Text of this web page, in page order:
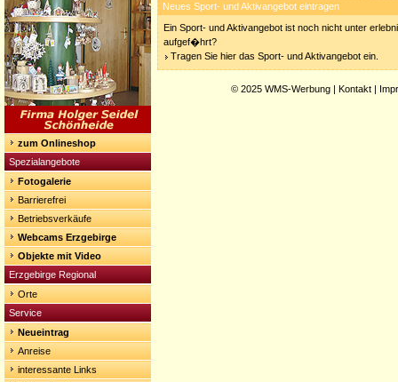
zum Onlineshop
Spezialangebote
Fotogalerie
Barrierefrei
Betriebsverkäufe
Webcams Erzgebirge
Objekte mit Video
Erzgebirge Regional
Orte
Service
Neueintrag
Anreise
interessante Links
Neues Sport- und Aktivangebot eintragen
Ein Sport- und Aktivangebot ist noch nicht unter
aufgef�hrt?
Tragen Sie hier das Sport- und Aktivangebot ein.
© 2025 WMS-Werbung | Kontakt |